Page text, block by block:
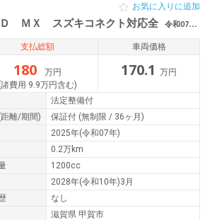
ＭＸ スズキコネクト対応全 令和07年（2025年） 0.2万km 滋賀県甲賀市
お気に入りに追加
支払総額
180
万円
諸費用 9.9万円含む)
車両価格
170.1 万円
法定整備付
距離/期間) 保証付 (無制限 / 36ヶ月)
2025年(令和07年)
0.2万km
1200cc
2028年(令和10年)3月
なし
滋賀県 甲賀市